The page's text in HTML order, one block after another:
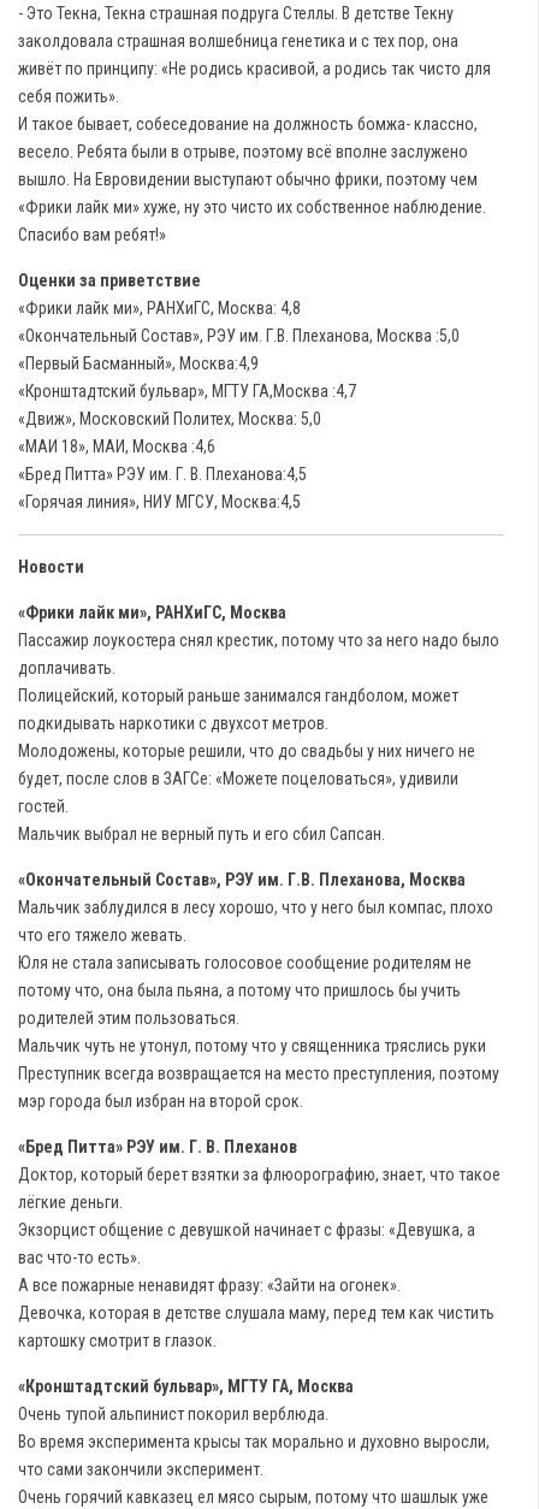
- Это Текна, Текна страшная подруга Стеллы. В детстве Текну
заколдовала страшная волшебница генетика и с тех пор, она
живёт по принципу: «Не родись красивой, а родись так чисто для
себя пожить».
И такое бывает, собеседование на должность бомжа- классно,
весело. Ребята были в отрыве, поэтому всё вполне заслужено
вышло. На Евровидении выступают обычно фрики, поэтому чем
«Фрики лайк ми» хуже, ну это чисто их собственное наблюдение.
Спасибо вам ребят!»
Оценки за приветствие
«Фрики лайк ми», РАНХиГС, Москва: 4,8
«Окончательный Состав», РЭУ им. Г.В. Плеханова, Москва :5,0
«Первый Басманный», Москва:4,9
«Кронштадтский бульвар», МГТУ ГА,Москва :4,7
«Движ», Московский Политех, Москва: 5,0
«МАИ 18», МАИ, Москва :4,6
«Бред Питта» РЭУ им. Г. В. Плеханова:4,5
«Горячая линия», НИУ МГСУ, Москва:4,5
Новости
«Фрики лайк ми», РАНХиГС, Москва
Пассажир лоукостера снял крестик, потому что за него надо было
доплачивать.
Полицейский, который раньше занимался гандболом, может
подкидывать наркотики с двухсот метров.
Молодожены, которые решили, что до свадьбы у них ничего не
будет, после слов в ЗАГСе: «Можете поцеловаться», удивили
гостей.
Мальчик выбрал не верный путь и его сбил Сапсан.
«Окончательный Состав», РЭУ им. Г.В. Плеханова, Москва
Мальчик заблудился в лесу хорошо, что у него был компас, плохо
что его тяжело жевать.
Юля не стала записывать голосовое сообщение родителям не
потому что, она была пьяна, а потому что пришлось бы учить
родителей этим пользоваться.
Мальчик чуть не утонул, потому что у священника тряслись руки
Преступник всегда возвращается на место преступления, поэтому
мэр города был избран на второй срок.
«Бред Питта» РЭУ им. Г. В. Плеханов
Доктор, который берет взятки за флюорографию, знает, что такое
лёгкие деньги.
Экзорцист общение с девушкой начинает с фразы: «Девушка, а
вас что-то есть».
А все пожарные ненавидят фразу: «Зайти на огонек».
Девочка, которая в детстве слушала маму, перед тем как чистить
картошку смотрит в глазок.
«Кронштадтский бульвар», МГТУ ГА, Москва
Очень тупой альпинист покорил верблюда.
Во время эксперимента крысы так морально и духовно выросли,
что сами закончили эксперимент.
Очень горячий кавказец ел мясо сырым, потому что шашлык уже